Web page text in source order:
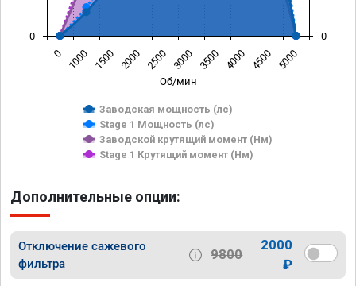
Об/мин
Заводская мощность (лс)
Stage 1 Мощность (лс)
Заводской крутящий момент (Нм)
Stage 1 Крутящий момент (Нм)
0 1000 1500 2000 2500 3000 3500 4000 4500 5000
0 0
Дополнительные опции:
Отключение сажевого
фильтра
9800
2000
₽